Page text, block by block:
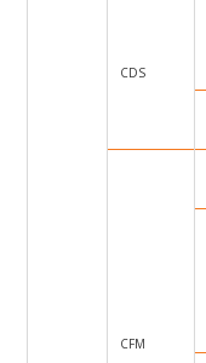
CDS
CFM